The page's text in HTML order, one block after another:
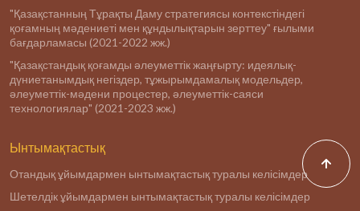
"Қазақстанның Тұрақты Даму стратегиясы контекстіндегі
қоғамның мәдениеті мен құндылықтарын зерттеу" ғылыми
бағдарламасы (2021-2022 жж.)
"Қазақстандық қоғамды әлеуметтік жаңғырту: идеялық-
дүниетанымдық негіздер, тұжырымдамалық модельдер,
әлеуметтік-мәдени процестер, әлеуметтік-саяси
технологиялар" (2021-2023 жж.)
Ынтымақтастық
Отандық ұйымдармен ынтымақтастық туралы келісімдер
Шетелдік ұйымдармен ынтымақтастық туралы келісімдер